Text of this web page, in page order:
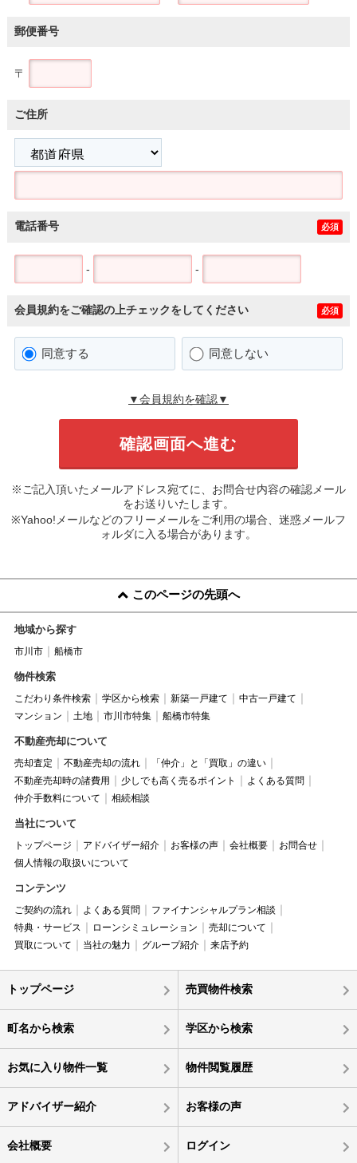
郵便番号
〒
ご住所
電話番号 必須
- -
会員規約をご確認の上チェックをしてください 必須
同意する 同意しない
▼会員規約を確認▼
※ご記入頂いたメールアドレス宛てに、お問合せ内容の確認メール
をお送りいたします。
※Yahoo!メールなどのフリーメールをご利用の場合、迷惑メールフ
ォルダに入る場合があります。
このページの先頭へ
地域から探す
市川市 船橋市
物件検索
こだわり条件検索 学区から検索 新築一戸建て
中古一戸建て
マンション
土地 市川市特集 船橋市特集
不動産売却について
売却査定 不動産売却の流れ
「仲介」と「買取」の違い
不動産売却時の諸費用
少しでも高く売るポイント
よくある質問
仲介手数料について
相続相談
当社について
トップページ アドバイザー紹介 お客様の声 会社概要
お問合せ
個人情報の取扱いについて
コンテンツ
ご契約の流れ よくある質問
ファイナンシャルプラン相談
特典・サービス
ローンシミュレーション
売却について
買取について
当社の魅力 グループ紹介 来店予約
トップページ 売買物件検索
町名から検索 学区から検索
お気に入り物件一覧 物件閲覧履歴
アドバイザー紹介 お客様の声
会社概要 ログイン